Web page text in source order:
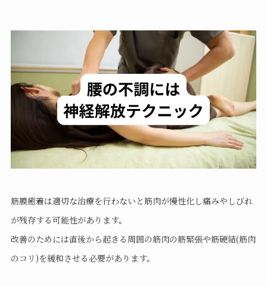
筋膜癒着は適切な治療を行わないと筋肉が慢性化し痛みやしびれ
が残存する可能性があります。
改善のためには直後から起きる周囲の筋肉の筋緊張や筋硬結(筋肉
のコリ)を緩和させる必要があります。